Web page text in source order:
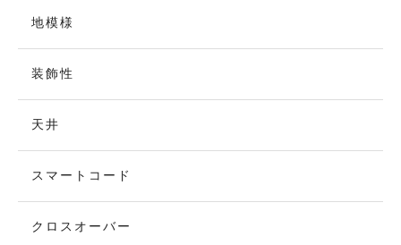
地模様
装飾性
天井
スマートコード
クロスオーバー